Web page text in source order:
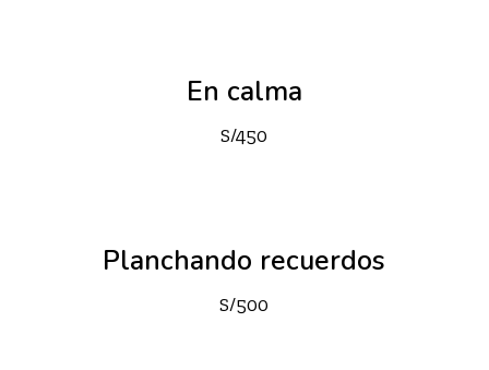
En calma
S/450
Planchando recuerdos
S/500